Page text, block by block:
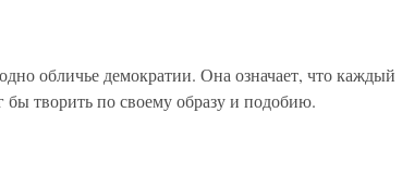
обличье демократии. Она означает, что каждый
бы творить по своему образу и подобию.